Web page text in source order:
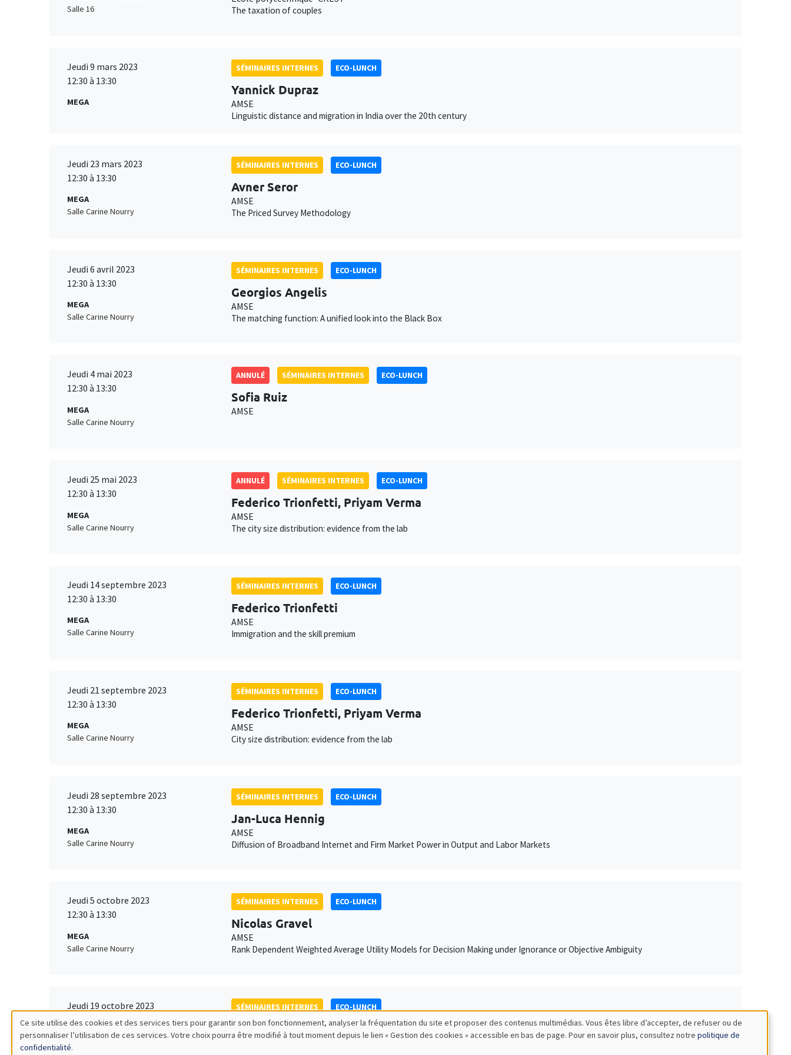
Salle 16
The taxation of couples
Jeudi 9 mars 2023
12:30 à 13:30
MEGA
SÉMINAIRES INTERNES ECO-LUNCH
Yannick Dupraz
AMSE
Linguistic distance and migration in India over the 20th century
Jeudi 23 mars 2023
12:30 à 13:30
MEGA
Salle Carine Nourry
SÉMINAIRES INTERNES ECO-LUNCH
Avner Seror
AMSE
The Priced Survey Methodology
Jeudi 6 avril 2023
12:30 à 13:30
MEGA
Salle Carine Nourry
SÉMINAIRES INTERNES ECO-LUNCH
Georgios Angelis
AMSE
The matching function: A unified look into the Black Box
Jeudi 4 mai 2023
12:30 à 13:30
MEGA
Salle Carine Nourry
ANNULÉ SÉMINAIRES INTERNES ECO-LUNCH
Sofia Ruiz
AMSE
Jeudi 25 mai 2023
12:30 à 13:30
MEGA
Salle Carine Nourry
ANNULÉ SÉMINAIRES INTERNES ECO-LUNCH
Federico Trionfetti, Priyam Verma
AMSE
The city size distribution: evidence from the lab
Jeudi 14 septembre 2023
12:30 à 13:30
MEGA
Salle Carine Nourry
SÉMINAIRES INTERNES ECO-LUNCH
Federico Trionfetti
AMSE
Immigration and the skill premium
Jeudi 21 septembre 2023
12:30 à 13:30
MEGA
Salle Carine Nourry
SÉMINAIRES INTERNES ECO-LUNCH
Federico Trionfetti, Priyam Verma
AMSE
City size distribution: evidence from the lab
Jeudi 28 septembre 2023
12:30 à 13:30
MEGA
Salle Carine Nourry
SÉMINAIRES INTERNES ECO-LUNCH
Jan-Luca Hennig
AMSE
Diffusion of Broadband Internet and Firm Market Power in Output and Labor Markets
Jeudi 5 octobre 2023
12:30 à 13:30
MEGA
Salle Carine Nourry
SÉMINAIRES INTERNES ECO-LUNCH
Nicolas Gravel
AMSE
Rank Dependent Weighted Average Utility Models for Decision Making under Ignorance or Objective Ambiguity
Jeudi 19 octobre 2023
12:30 à 13:30
MEGA
SÉMINAIRES INTERNES ECO-LUNCH
Antoine Camous
Utilisation
Ce site utilise des cookies et des services tiers pour garantir son bon fonctionnement, analyser la fréquentation du site et proposer des contenus multimédias. Vous êtes libre d’accepter, de refuser ou de
personnaliser l’utilisation de ces services. Votre choix pourra être modifié à tout moment depuis le lien « Gestion des cookies » accessible en bas de page. Pour en savoir plus, consultez notre politique de
confidentialité.